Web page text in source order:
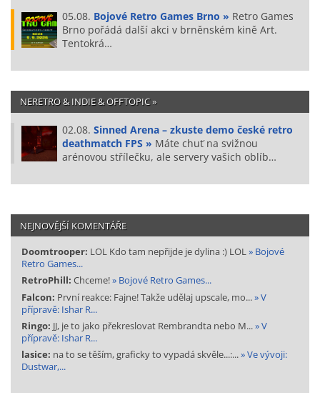
05.08. Bojové Retro Games Brno » Retro Games
Brno pořádá další akci v brněnském kině Art.
Tentokrá…
NERETRO & INDIE & OFFTOPIC »
02.08. Sinned Arena – zkuste demo české retro
deathmatch FPS » Máte chuť na svižnou
arénovou střílečku, ale servery vašich oblíb…
NEJNOVĚJŠÍ KOMENTÁŘE
Doomtrooper: LOL Kdo tam nepřijde je dylina :) LOL» Bojové
Retro Games...
RetroPhill: Chceme!» Bojové Retro Games...
Falcon: První reakce: Fajne! Takže udělaj upscale, mo...» V
přípravě: Ishar R...
Ringo: JJ, je to jako překreslovat Rembrandta nebo M...» V
přípravě: Ishar R...
lasice: na to se těším, graficky to vypadá skvěle...:...» Ve vývoji:
Dustwar,...